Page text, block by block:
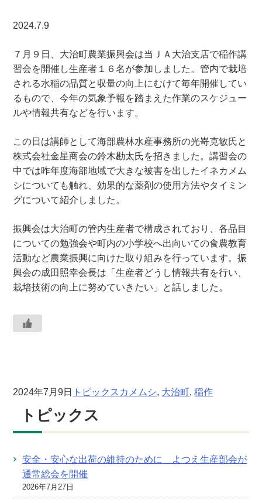
2024.7.9
７月９日、大治町農業振興会は当ＪＡ大治支店で稲作講
習会を開催し生産者１６名が参加しました。管内で栽培
される水稲の品質と収量の向上にむけて毎年開催してい
るもので、今年の気象予報を踏まえた作業のスケジュー
ルや情報共有などを行います。
この日は講師として海部農林水産事務所の光嵜克敏氏と
株式会社金星商会の鈴木勘太氏を招きました。講習会の
中では昨年度海部地域で大きな被害を出したイネカメム
シについても触れ、効果的な薬剤の使用方法やタイミン
グについて紹介しました。
振興会は大治町の管内生産者で構成されており、各品目
についての勉強会や町内の小学校へ出向いての食農教育
活動など農業振興に向けた取り組みを行っています。振
興会の成田照幸会長は「生産者どうし情報共有を行い、
栽培技術の向上に努めていきたい」と話しました。
2024年7月9日 トピックス カメムシ, 大治町, 稲作
トピックス
安全・安心な出荷の維持のために よつえ生産部会が
通常総会を開催
2026年7月27日